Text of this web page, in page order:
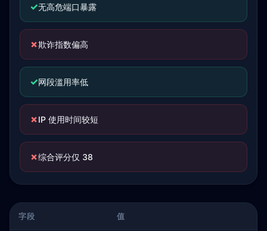
✓无高危端口暴露
✗欺诈指数偏高
✓网段滥用率低
✗IP 使用时间较短
✗综合评分仅 38
字段 值